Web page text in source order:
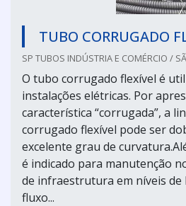
TUBO CORRUGADO
SP TUBOS INDÚSTRIA E COMÉRCIO /
O tubo corrugado flexível é
instalações elétricas. Por
característica “corrugada”, a
corrugado flexível pode ser
excelente grau de
é indicado para manutenção
de infraestrutura em níveis de
fluxo...